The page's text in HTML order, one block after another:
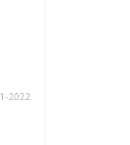
2022